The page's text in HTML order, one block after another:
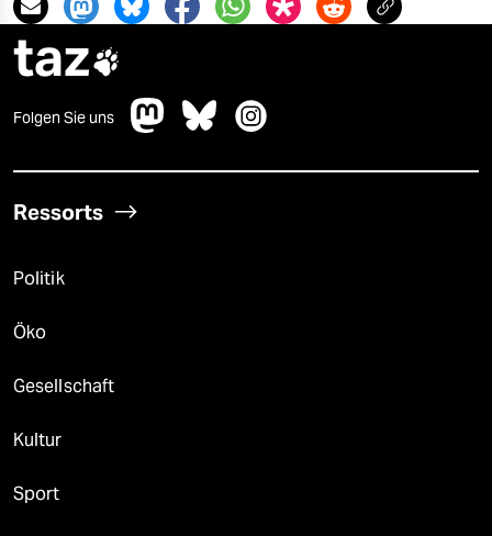
taz
Folgen Sie uns
Ressorts
Politik
Öko
Gesellschaft
Kultur
Sport